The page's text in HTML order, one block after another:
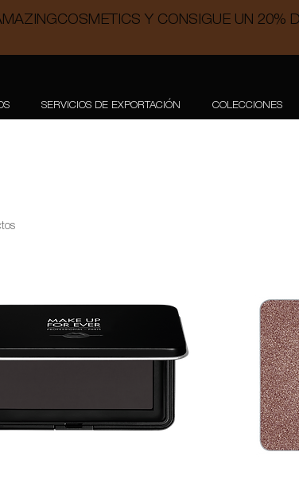
Y CONSIGUE UN 20%
SERVICIOS DE EXPORTACIÓN COLECCIONES